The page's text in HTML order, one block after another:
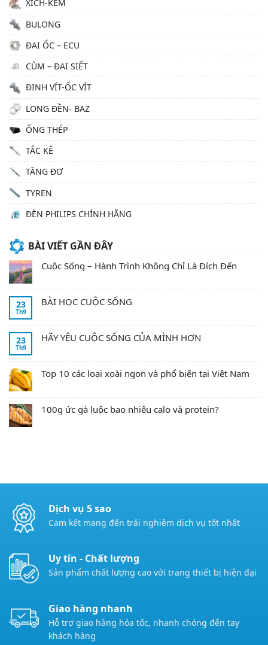
XÍCH-KẼM
BULONG
ĐAI ỐC – ECU
CÙM – ĐAI SIẾT
ĐINH VÍT-ỐC VÍT
LONG ĐỀN- BAZ
ỐNG THÉP
TẮC KÊ
TĂNG ĐƠ
TYREN
ĐÈN PHILIPS CHÍNH HÃNG
BÀI VIẾT GẦN ĐÂY
Cuộc Sống – Hành Trình Không Chỉ Là Đích Đến
23
Th9
BÀI HỌC CUỘC SỐNG
23
Th9
HÃY YÊU CUỘC SỐNG CỦA MÌNH HƠN
Top 10 các loại xoài ngon và phổ biến tại Việt Nam
100g ức gà luộc bao nhiêu calo và protein?
Dịch vụ 5 sao
Cam kết mang đến trải nghiệm dịch vụ tốt nhất
Uy tín - Chất lượng
Sản phẩm chất lượng cao với trang thiết bị hiện đại
Giao hàng nhanh
Hỗ trợ giao hàng hỏa tốc, nhanh chóng đến tay
khách hàng